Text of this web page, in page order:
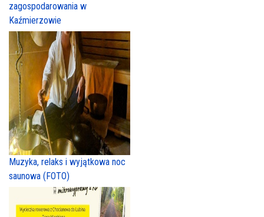
zagospodarowania w
Kaźmierzowie
Muzyka, relaks i wyjątkowa noc
saunowa (FOTO)